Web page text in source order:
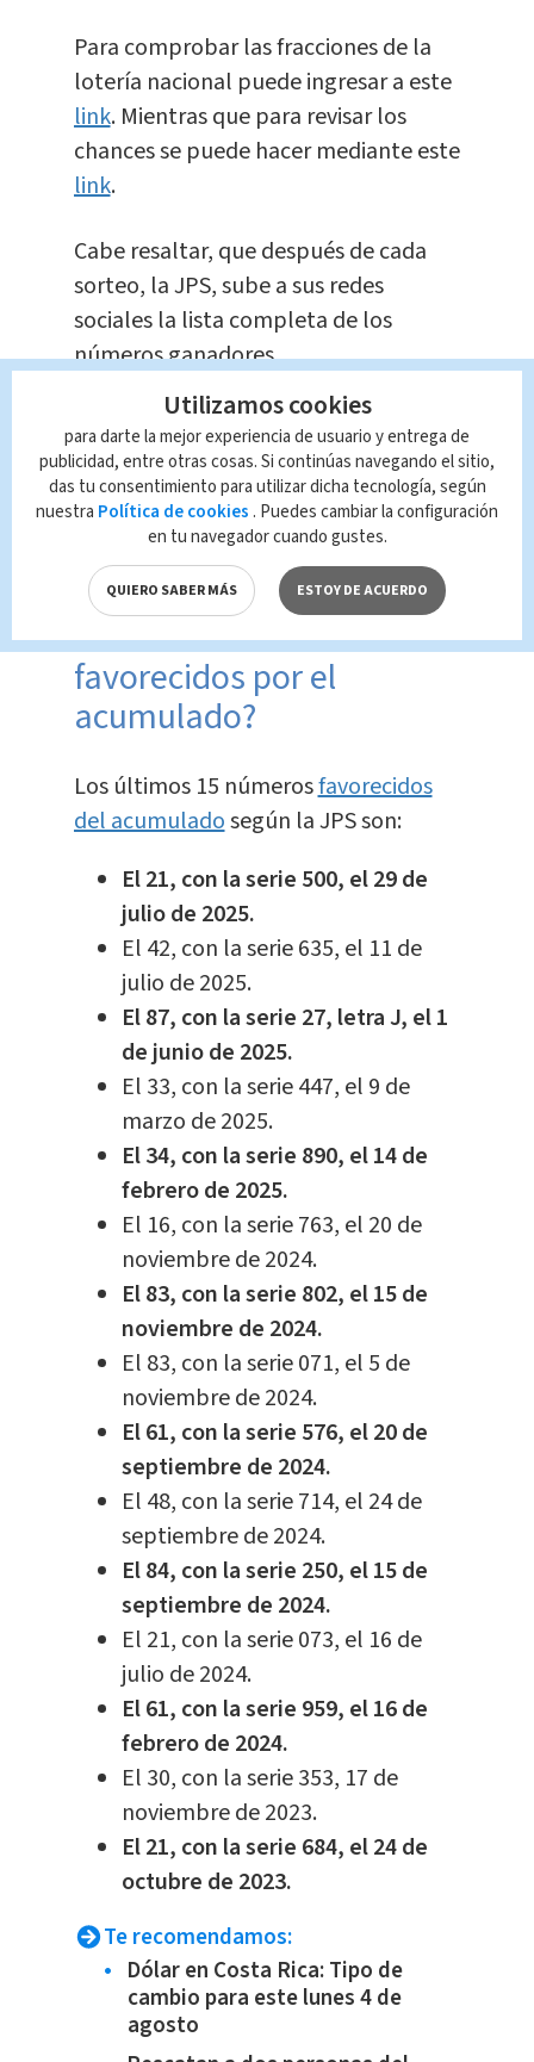
Para comprobar las fracciones de la
lotería nacional puede ingresar a este
link. Mientras que para revisar los
chances se puede hacer mediante este
link.
Cabe resaltar, que después de cada
sorteo, la JPS, sube a sus redes
sociales la lista completa de los
números ganadores.
Te Recomendamos
Cuál será el nuevo
precio de los
combustibles
Nacional Indira Zúñiga
¿Cuáles fueron los
últimos 15 números
favorecidos por el
acumulado?
Los últimos 15 númerosfavorecidos
del acumuladosegún la JPS son:
El 21, con la serie 500, el 29 de
julio de 2025.
El 42, con la serie 635, el 11 de
julio de 2025.
El 87, con la serie 27, letra J, el 1
de junio de 2025.
El 33, con la serie 447, el 9 de
marzo de 2025.
El 34, con la serie 890, el 14 de
febrero de 2025.
El 16, con la serie 763, el 20 de
noviembre de 2024.
El 83, con la serie 802, el 15 de
noviembre de 2024.
El 83, con la serie 071, el 5 de
noviembre de 2024.
El 61, con la serie 576, el 20 de
septiembre de 2024.
El 48, con la serie 714, el 24 de
septiembre de 2024.
El 84, con la serie 250, el 15 de
septiembre de 2024.
El 21, con la serie 073, el 16 de
julio de 2024.
El 61, con la serie 959, el 16 de
febrero de 2024.
El 30, con la serie 353, 17 de
noviembre de 2023.
El 21, con la serie 684, el 24 de
octubre de 2023.
Te recomendamos:
Dólar en Costa Rica: Tipo de
cambio para este lunes 4 de
agosto
Utilizamos cookies
para darte la mejor experiencia de usuario y entrega de
publicidad, entre otras cosas. Si continúas navegando el sitio,
das tu consentimiento para utilizar dicha tecnología, según
nuestra Política de cookies . Puedes cambiar la configuración
en tu navegador cuando gustes.
QUIERO SABER MÁS ESTOY DE ACUERDO